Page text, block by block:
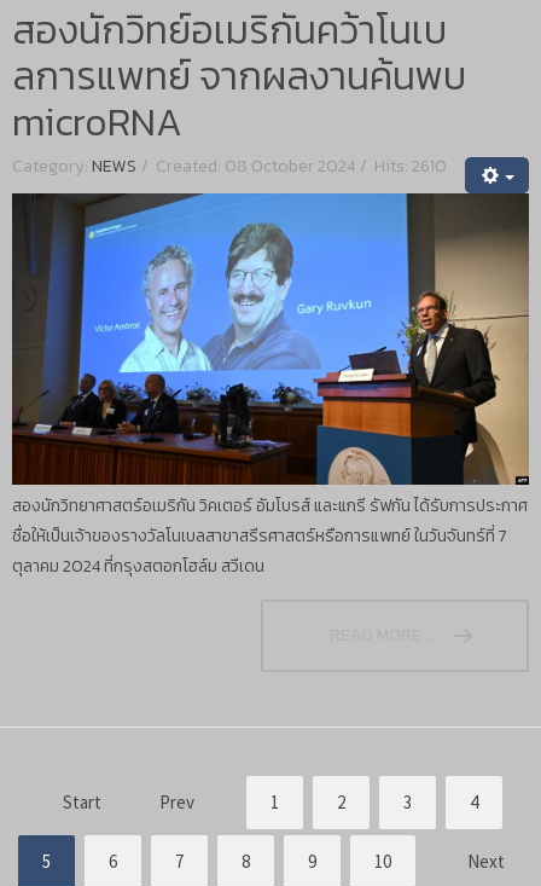
สองนักวิทย์อเมริกันคว้าโนเบ
ลการแพทย์ จากผลงานค้นพบ
microRNA
Category: NEWS Created: 08 October 2024 Hits: 2610
สองนักวิทยาศาสตร์อเมริกัน วิคเตอร์ อัมโบรส์ และแกรี รัฟกัน ได้รับการประกาศ
ชื่อให้เป็นเจ้าของรางวัลโนเบลสาขาสรีรศาสตร์หรือการแพทย์ ในวันจันทร์ที่ 7
ตุลาคม 2024 ที่กรุงสตอกโฮล์ม สวีเดน
Start Prev 1 2 3 4
5 6 7 8 9 10 Next